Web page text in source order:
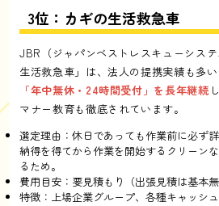
3位：カギの生活救急車
JBR（ジャパンベストレスキューシス
生活救急車」は、法人の提携実績も多い
「年中無休・24時間受付」を長年継続
マナー教育も徹底されています。
選定理由：休日であっても作業前に必ず
納得を得てから作業を開始するクリーン
るため。
費用目安：要見積もり（出張見積は基本無
特徴：上場企業グループ、各種キャッシ